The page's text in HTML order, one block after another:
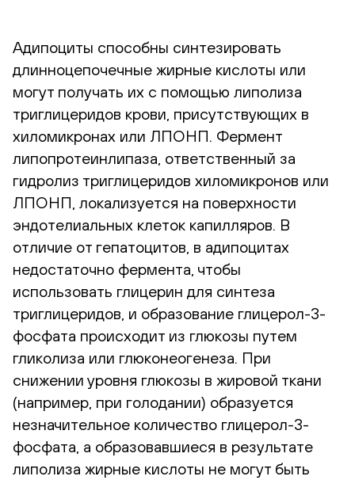
Адипоциты способны синтезировать
длинноцепочечные жирные кислоты или
могут получать их с помощью липолиза
триглицеридов крови, присутствующих в
хиломикронах или ЛПОНП. Фермент
липопротеинлипаза, ответственный за
гидролиз триглицеридов хиломикронов или
ЛПОНП, локализуется на поверхности
эндотелиальных клеток капилляров. В
отличие от гепатоцитов, в адипоцитах
недостаточно фермента, чтобы
использовать глицерин для синтеза
триглицеридов, и образование глицерол-3-
фосфата происходит из глюкозы путем
гликолиза или глюконеогенеза. При
снижении уровня глюкозы в жировой ткани
(например, при голодании) образуется
незначительное количество глицерол-3-
фосфата, а образовавшиеся в результате
липолиза жирные кислоты не могут быть